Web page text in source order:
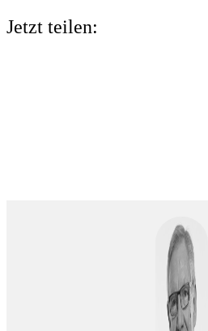
Jetzt teilen: